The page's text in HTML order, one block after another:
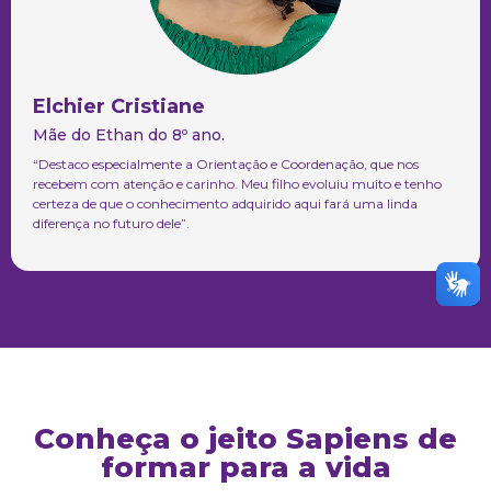
Elchier Cristiane
Mãe do Ethan do 8º ano.
“Destaco especialmente a Orientação e Coordenação, que nos
recebem com atenção e carinho. Meu filho evoluiu muito e tenho
certeza de que o conhecimento adquirido aqui fará uma linda
diferença no futuro dele”.
Conheça o jeito Sapiens de
formar para a vida